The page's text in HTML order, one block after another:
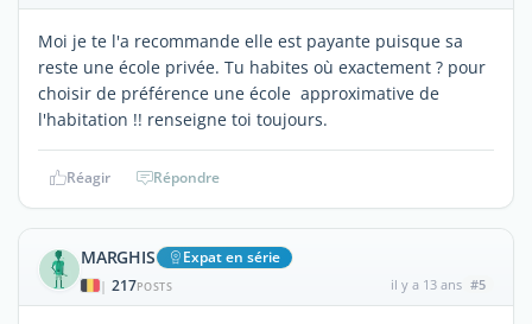
Moi je te l'a recommande elle est payante puisque sa
reste une école privée. Tu habites où exactement ? pour
choisir de préférence une école approximative de
l'habitation !! renseigne toi toujours.
Réagir Répondre
MARGHIS Expat en série
| 217POSTS il y a 13 ans #5